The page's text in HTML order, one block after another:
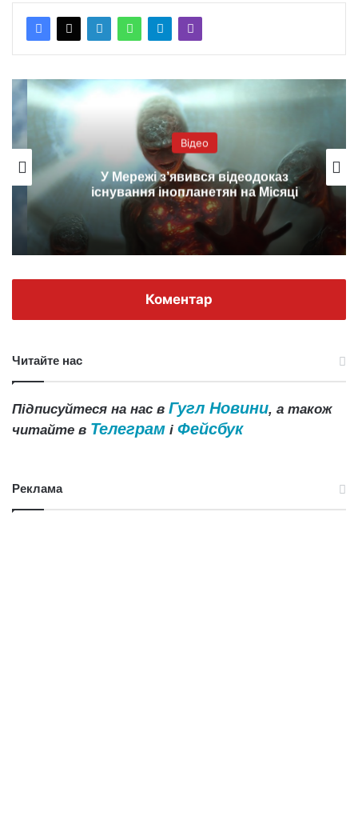
Відео
У Мережі з’явився відеодоказ
існування інопланетян на Місяці
Коментар
Читайте нас
Підписуйтеся на нас в Гугл Новини, а також
читайте в Телеграм і Фейсбук
Реклама